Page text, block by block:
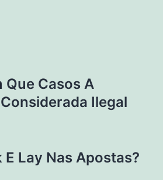
Que Casos A
Ilegal
E Lay Nas Apostas?